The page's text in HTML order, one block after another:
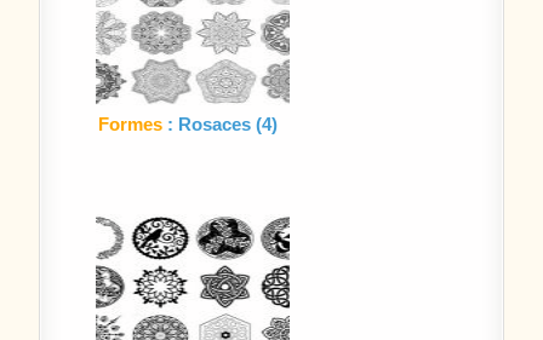
Formes : Rosaces (4)